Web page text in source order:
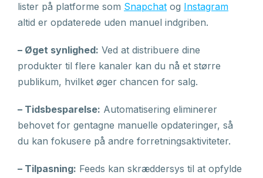
lister på platforme som Snapchat og Instagram
altid er opdaterede uden manuel indgriben.
– Øget synlighed: Ved at distribuere dine
produkter til flere kanaler kan du nå et større
publikum, hvilket øger chancen for salg.
– Tidsbesparelse: Automatisering eliminerer
behovet for gentagne manuelle opdateringer, så
du kan fokusere på andre forretningsaktiviteter.
– Tilpasning: Feeds kan skræddersys til at opfylde